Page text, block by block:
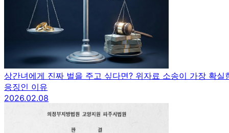
상간녀에게 진짜 벌을 주고 싶다면? 위자료 소송이 가장 확실
응징인 이유
2026.02.08